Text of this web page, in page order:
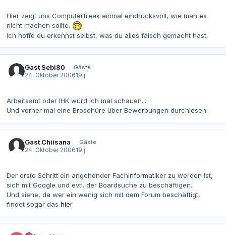
Hier zeigt uns Computerfreak einmal eindrucksvoll, wie man es
nicht machen sollte.
Ich hoffe du erkennst selbst, was du alles falsch gemacht hast.
Gast Sebi80
Gäste
24. Oktober 200619 j
Arbeitsamt oder IHK würd ich mal schauen...
Und vorher mal eine Broschüre über Bewerbungen durchlesen.
Gast Chiisana
Gäste
24. Oktober 200619 j
Der erste Schritt ein angehender Fachinformatiker zu werden ist,
sich mit Google und evtl. der Boardsuche zu beschäftigen.
Und siehe, da wer ein wenig sich mit dem Forum beschäftigt,
findet sogar das hier